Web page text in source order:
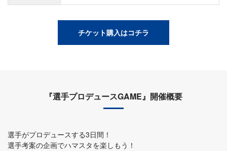
チケット購入はコチラ
『選手プロデュースGAME』開催概要
選手がプロデュースする3日間！
選手考案の企画でハマスタを楽しもう！